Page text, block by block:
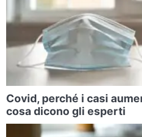
Covid, perché i casi
cosa dicono gli esperti